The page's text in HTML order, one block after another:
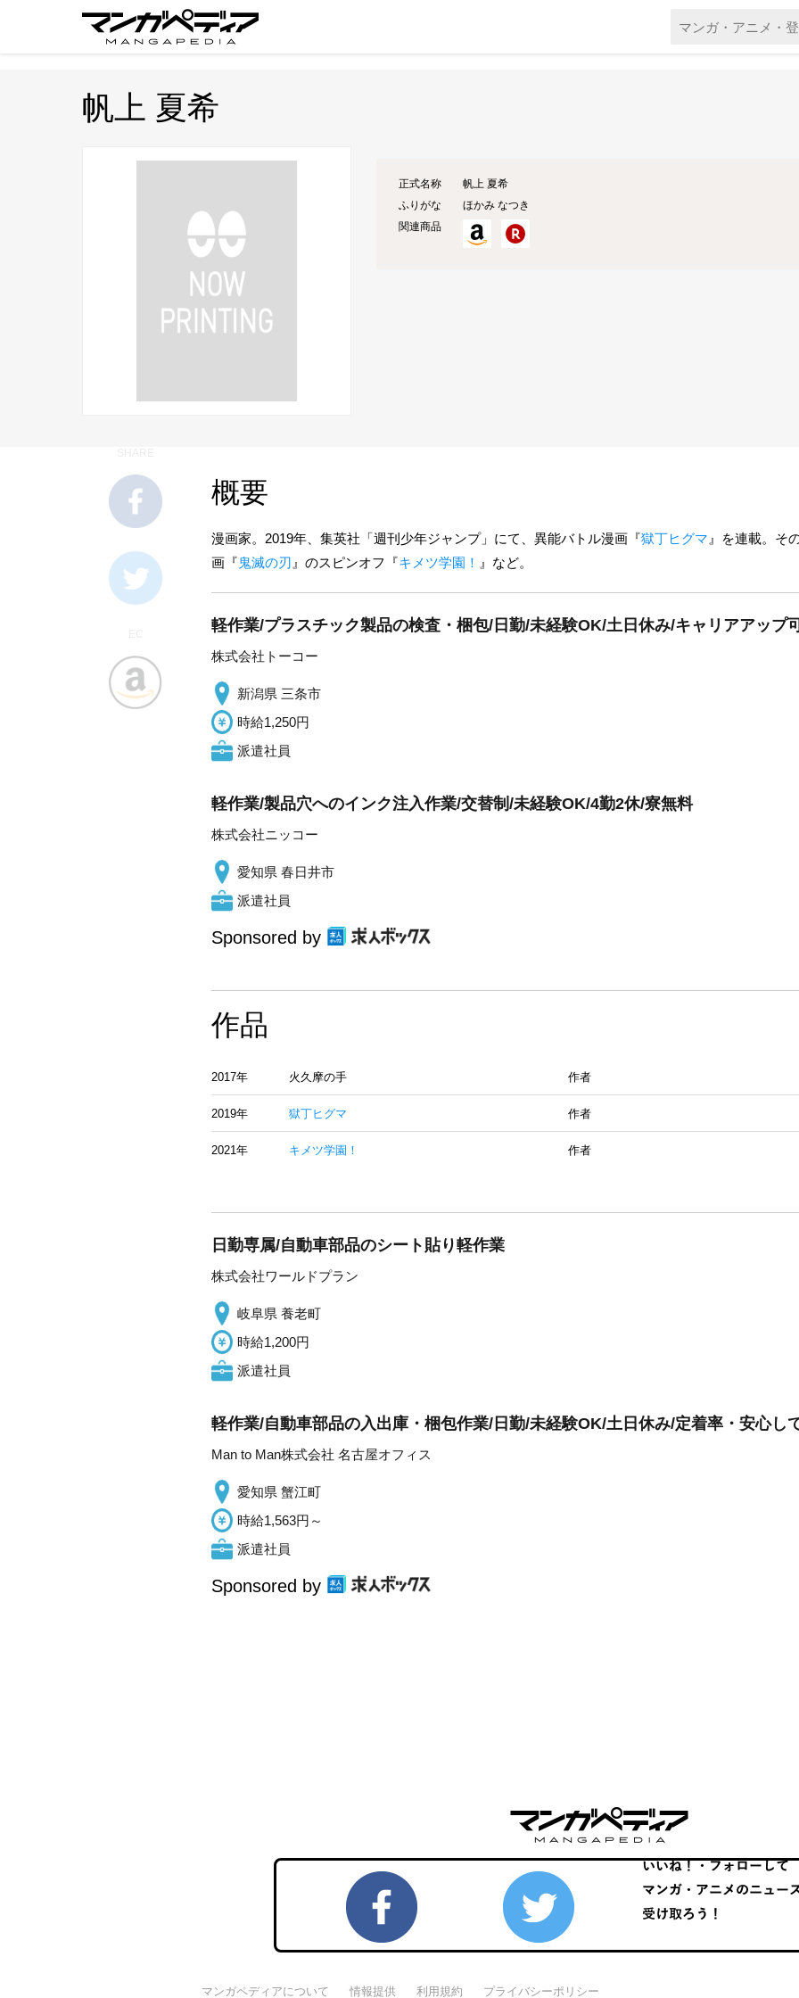
帆上 夏希
正式名称
帆上 夏希
ふりがな
ほかみ なつき
関連商品
概要
漫画家。2019年、集英社「週刊少年ジャンプ」にて、異能バトル漫画『獄丁ヒグマ 』を連載。そ
画『鬼滅の刃 』のスピンオフ『キメツ学園！ 』など。
軽作業/プラスチック製品の検査・梱包/日勤/未経験OK/土日休み/キャリアアップ
株式会社トーコー
新潟県 三条市
時給1,250円
派遣社員
軽作業/製品穴へのインク注入作業/交替制/未経験OK/4勤2休/寮無料
株式会社ニッコー
愛知県 春日井市
派遣社員
Sponsored by
作品
2017年 火久摩の手 作者
2019年 獄丁ヒグマ 作者
2021年 キメツ学園！ 作者
日勤専属/自動車部品のシート貼り軽作業
株式会社ワールドプラン
岐阜県 養老町
時給1,200円
派遣社員
軽作業/自動車部品の入出庫・梱包作業/日勤/未経験OK/土日休み/定着率・安心し
Man to Man株式会社 名古屋オフィス
愛知県 蟹江町
時給1,563円～
派遣社員
Sponsored by
マンガペディアについて 情報提供 利用規約 プライバシーポリシー